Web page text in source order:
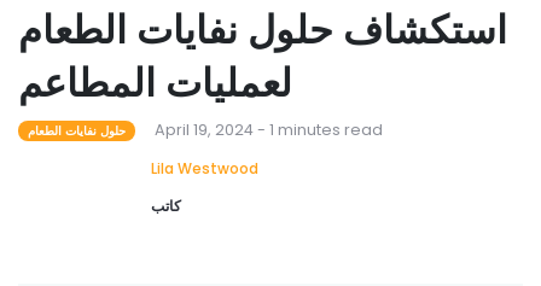
استكشاف حلول نفايات الطعام
لعمليات المطاعم
حلول نفايات الطعام
April 19, 2024 - 1 minutes read
Lila Westwood
كاتب